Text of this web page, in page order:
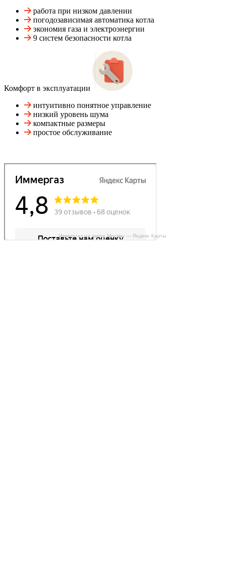
работа при низком давлении
погодозависимая автоматика котла
экономия газа и электроэнергии
9 систем безопасности котла
Комфорт в эксплуатации
интуитивно понятное управление
низкий уровень шума
компактные размеры
простое обслуживание
Иммергаз на карте Москвы — Яндекс Карты